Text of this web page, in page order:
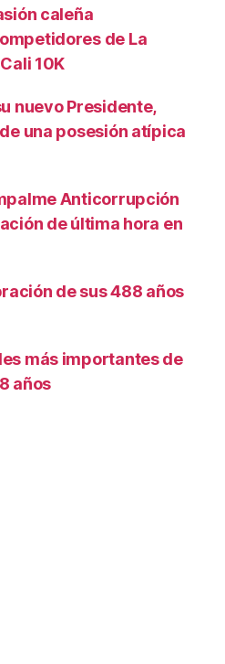
caleña
de La
10K
nuevo Presidente,
una posesión atípica
Anticorrupción
de última hora en
de sus 488 años
más importantes de
años